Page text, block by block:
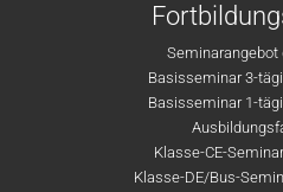
Seminarangebot
Basisseminar 3-
Basisseminar 1-
Klasse-CE-
Klasse-DE/Bus-